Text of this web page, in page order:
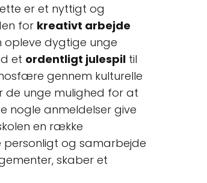
er et nyttigt og
for kreativt arbejde
opleve dygtige unge
et ordentligt julespil til
gennem kulturelle
de unge mulighed for at
nogle anmeldelser give
en række
personligt og samarbejde
skaber et